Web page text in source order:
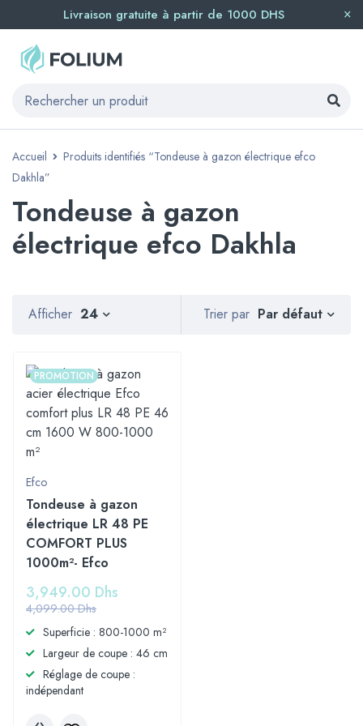
Livraison gratuite à partir de 1000 DHS
Accueil
Produits identifiés “Tondeuse à gazon électrique efco
Dakhla”
Tondeuse à gazon
électrique efco Dakhla
Trier par Par défaut
Afficher 24
PROMOTION
Efco
Tondeuse à gazon
électrique LR 48 PE
COMFORT PLUS
1000m²- Efco
4,099.00Dhs
3,949.00 Dhs
Superficie : 800-1000 m²
Largeur de coupe : 46 cm
Réglage de coupe :
indépendant